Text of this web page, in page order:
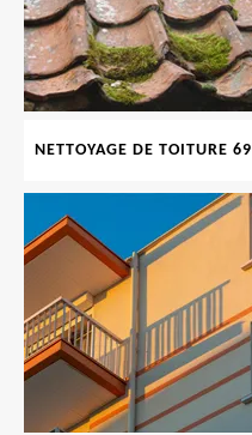
NETTOYAGE DE TOITURE 69